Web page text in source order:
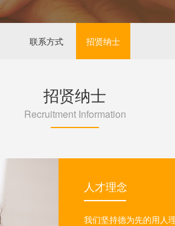
联系方式 招贤纳士
招贤纳士
Recruitment Information
人才理念
我们坚持德为先的用人